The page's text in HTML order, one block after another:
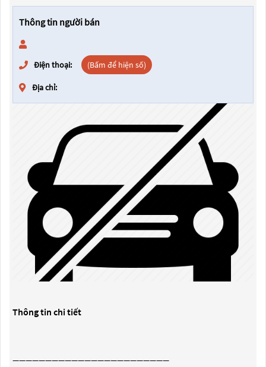
Thông tin người bán
Điện thoại: (Bấm để hiện số)
Địa chỉ:
Thông tin chi tiết
————————————————————————